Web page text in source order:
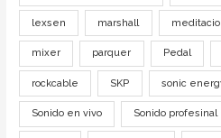
lexsen marshall
mixer parquer Pedal
rockcable SKP sonic
Sonido en vivo Sonido profesinal